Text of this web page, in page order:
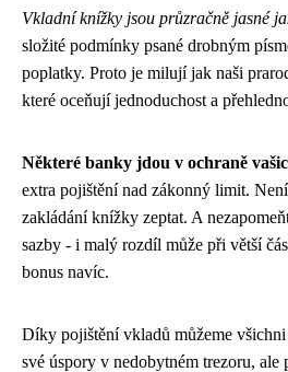
Vkladní knížky jsou průzračně jasné
složité podmínky psané drobným
poplatky. Proto je milují jak naši
které oceňují jednoduchost a
Některé banky jdou v ochraně
extra pojištění nad zákonný limit.
zakládání knížky zeptat. A
sazby - i malý rozdíl může při větší
bonus navíc.
Díky pojištění vkladů můžeme
své úspory v nedobytném trezoru,